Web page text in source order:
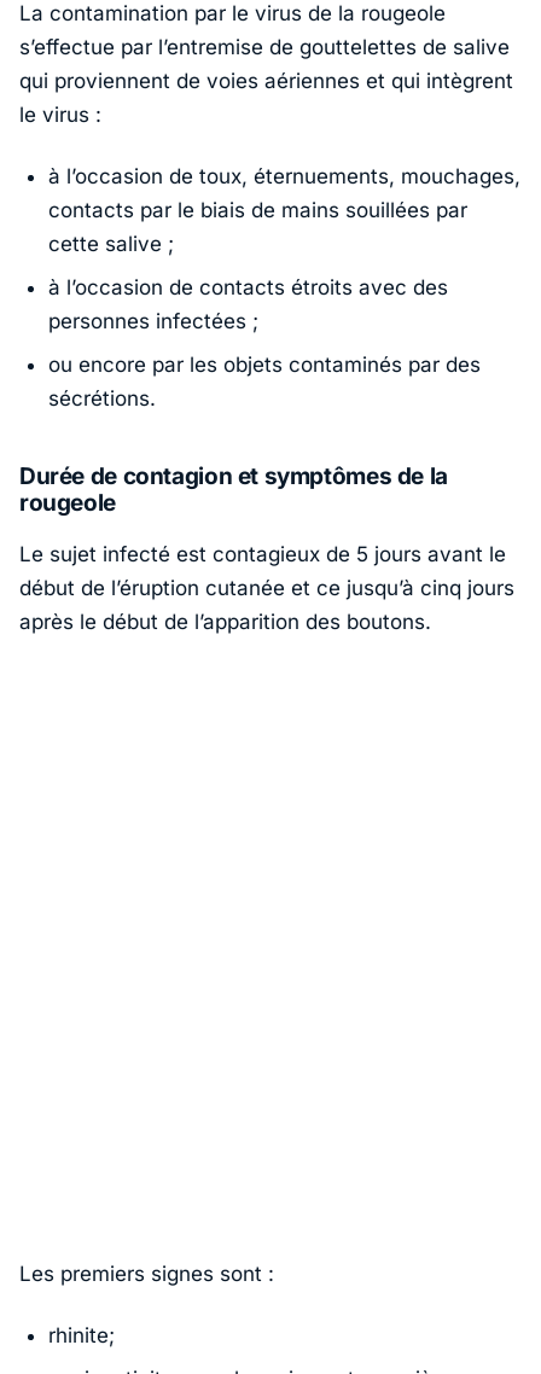
La contamination par le virus de la rougeole
s’effectue par l’entremise de gouttelettes de salive
qui proviennent de voies aériennes et qui intègrent
le virus :
à l’occasion de toux, éternuements, mouchages,
contacts par le biais de mains souillées par
cette salive ;
à l’occasion de contacts étroits avec des
personnes infectées ;
ou encore par les objets contaminés par des
sécrétions.
Durée de contagion et symptômes de la
rougeole
Le sujet infecté est contagieux de 5 jours avant le
début de l’éruption cutanée et ce jusqu’à cinq jours
après le début de l’apparition des boutons.
Les premiers signes sont :
rhinite;